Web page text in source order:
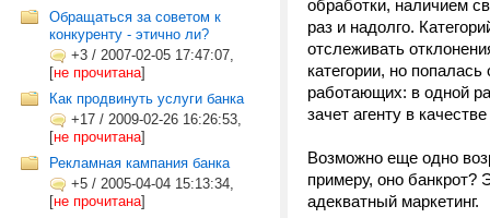
Обращаться за советом к
конкуренту - этично ли?
+3 / 2007-02-05 17:47:07,
[не прочитана]
Как продвинуть услуги банка
+17 / 2009-02-26 16:26:53,
[не прочитана]
Рекламная кампания банка
+5 / 2005-04-04 15:13:34,
[не прочитана]
обработки, наличием
раз и надолго.
отслеживать
категории, но
работающих: в одной
зачет агенту в
Возможно еще одно
примеру, оно банкрот?
адекватный маркетинг.